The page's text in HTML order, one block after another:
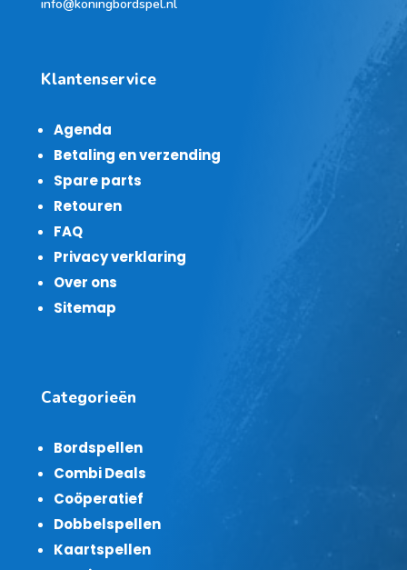
info@koningbordspel.nl
Klantenservice
Agenda
Betaling en verzending
Spare parts
Retouren
FAQ
Privacy verklaring
Over ons
Sitemap
Categorieën
Bordspellen
Combi Deals
Coöperatief
Dobbelspellen
Kaartspellen